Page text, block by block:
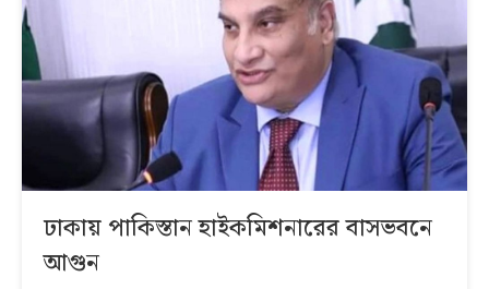
ঢাকায় পাকিস্তান হাইকমিশনারের বাসভবনে
আগুন